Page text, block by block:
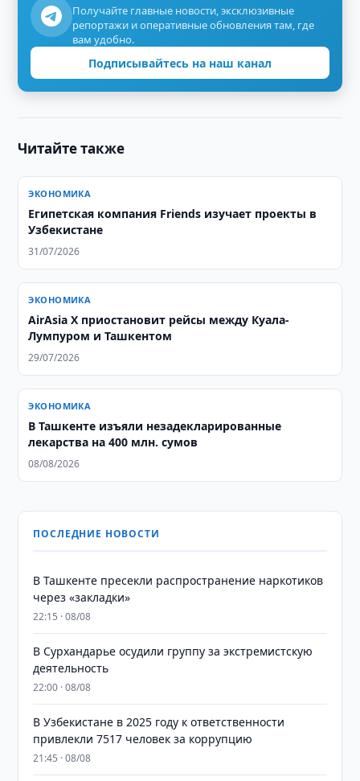
Получайте главные новости, эксклюзивные
репортажи и оперативные обновления там, где
вам удобно.
Подписывайтесь на наш канал
Читайте также
ЭКОНОМИКА
Египетская компания Friends изучает проекты в
Узбекистане
31/07/2026
ЭКОНОМИКА
AirAsia X приостановит рейсы между Куала-
Лумпуром и Ташкентом
29/07/2026
ЭКОНОМИКА
​​​​​​​В Ташкенте изъяли незадекларированные
лекарства на 400 млн. сумов
08/08/2026
ПОСЛЕДНИЕ НОВОСТИ
В Ташкенте пресекли распространение наркотиков
через «закладки»
22:15 · 08/08
В Сурхандарье осудили группу за экстремистскую
деятельность
22:00 · 08/08
В Узбекистане в 2025 году к ответственности
привлекли 7517 человек за коррупцию
21:45 · 08/08